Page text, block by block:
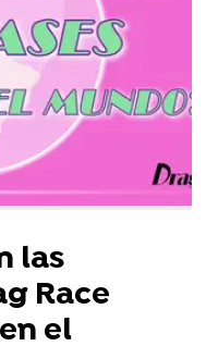
las
Race
el